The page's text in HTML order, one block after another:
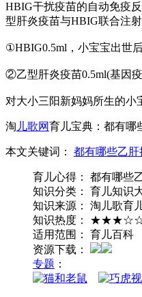
HBIG干扰疫苗的自动免疫
型肝炎疫苗与HBIG联合注
①HBIG0.5ml，小宝宝出世
②乙型肝炎疫苗0.5ml(基因
对大小三阳新妈妈所生的小
淘 儿歌网育儿宝典：都有哪
本文关键词： 都有哪些乙
育儿心得： 都有哪些
知识分类： 育儿知识
知识来源： 淘儿歌育
知识热度：
适用范围： 育儿百科
资源下载：
专题 ：